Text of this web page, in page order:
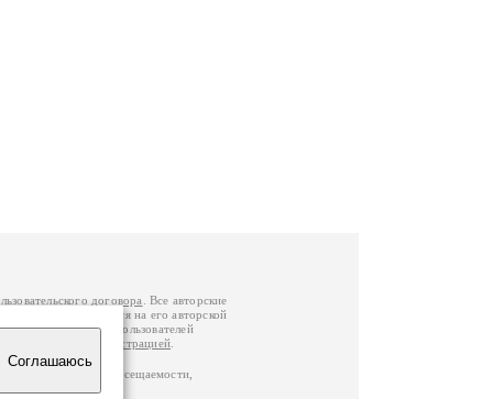
Соглашаюсь
договора
. Все авторские
вы можете обратиться на его авторской
Федерации. Данные пользователей
связаться с администрацией
данным счетчика посещаемости,